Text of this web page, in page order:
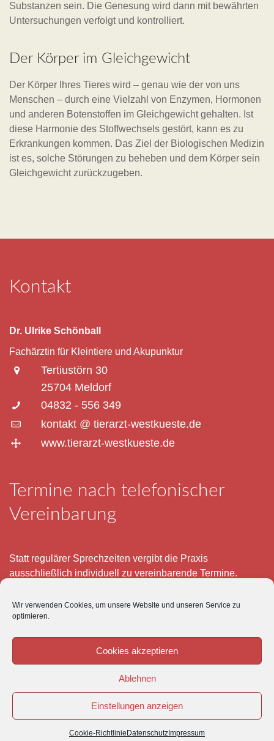
Wir verwenden Cookies, um unsere Website und unseren Service zu
optimieren.
Cookies akzeptieren
Ablehnen
Einstellungen anzeigen
Cookie-Richtlinie Datenschutz Impressum
Substanzen sein. Die Genesung wird dann mit bewährten
Untersuchungen verfolgt und kontrolliert.
Der Körper im Gleichgewicht
Der Körper Ihres Tieres wird – genau wie der von uns
Menschen – durch eine Vielzahl von Enzymen, Hormonen
und anderen Botenstoffen im Gleichgewicht gehalten. Ist
diese Harmonie des Stoffwechsels gestört, kann es zu
Erkrankungen kommen. Das Ziel der Biologischen Medizin
ist es, solche Störungen zu beheben und dem Körper sein
Gleichgewicht zurückzugeben.
Kontakt
Dr. Ulrike Schönball
Fachärztin für Kleintiere und Akupunktur
Tertiustörn 30
25704 Meldorf
04832 - 556 349
kontakt @ tierarzt-westkueste.de
www.tierarzt-westkueste.de
Termine nach telefonischer
Vereinbarung
Statt regulärer Sprechzeiten vergibt die Praxis
ausschließlich individuell zu vereinbarende Termine.
– 12 und 15 – 18 Uhr.
Im Übrigen ist der Tierärztliche Notdienst unter Tel: 0180-